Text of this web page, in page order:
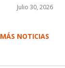
Fiscalía
“N”, por su
Julio 30, 2026
MÁS NOTICIAS